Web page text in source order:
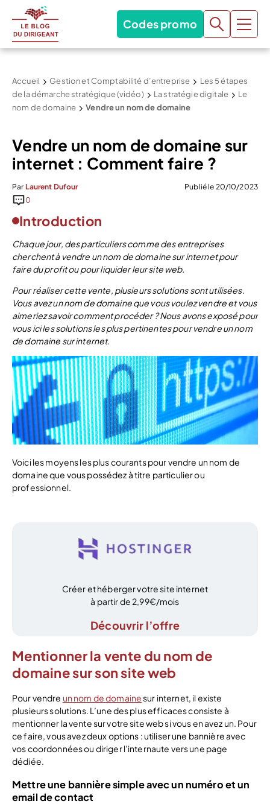
Codes promo
Accueil Gestion et Comptabilité d’entreprise
Les 5 étapes
de la démarche stratégique (vidéo)
La stratégie digitale
Le
nom de domaine
Vendre un nom de domaine
Vendre un nom de domaine sur
internet : Comment faire ?
Par Laurent Dufour
Publié le 20/10/2023
0
Introduction
Chaque jour, des particuliers comme des entreprises
cherchent à vendre un nom de domaine sur internet pour
faire du profit ou pour liquider leur site web.
Pour réaliser cette vente, plusieurs solutions sont utilisées.
Vous avez un nom de domaine que vous voulez vendre et vous
aimeriez savoir comment procéder ? Nous avons exposé pour
vous ici les solutions les plus pertinentes pour vendre un nom
de domaine sur internet.
Voici les moyens les plus courants pour vendre un nom de
domaine que vous possédez à titre particulier ou
professionnel.
Créer et héberger votre site internet
à partir de 2,99€/mois
Découvrir l’offre
Mentionner la vente du nom de
domaine sur son site web
Pour vendre un nom de domainesur internet, il existe
plusieurs solutions. L’une des plus efficaces consiste à
mentionner la vente sur votre site web si vous en avez un. Pour
ce faire, vous avez deux options : utiliser une bannière avec
vos coordonnées ou diriger l’internaute vers une page
dédiée.
Mettre une bannière simple avec un numéro et un
email de contact